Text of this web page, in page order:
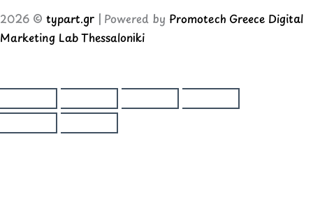
2026 © typart.gr | Powered by Promotech Greece Digital
Marketing Lab Thessaloniki